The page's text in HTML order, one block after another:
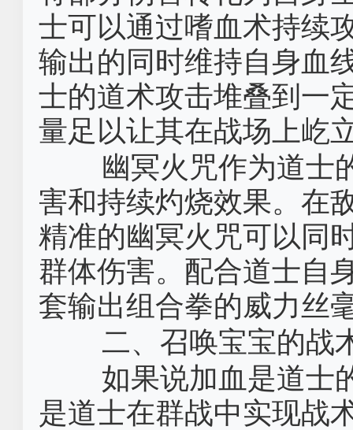
士可以通过嗜血术持续
输出的同时维持自身血
士的道术攻击堆叠到一
量足以让其在战场上屹
幽冥火咒作为道士
害和持续灼烧效果。在
精准的幽冥火咒可以同
群体伤害。配合道士自
套输出组合拳的威力丝
二、召唤宝宝的战
如果说加血是道士
是道士在群战中实现战